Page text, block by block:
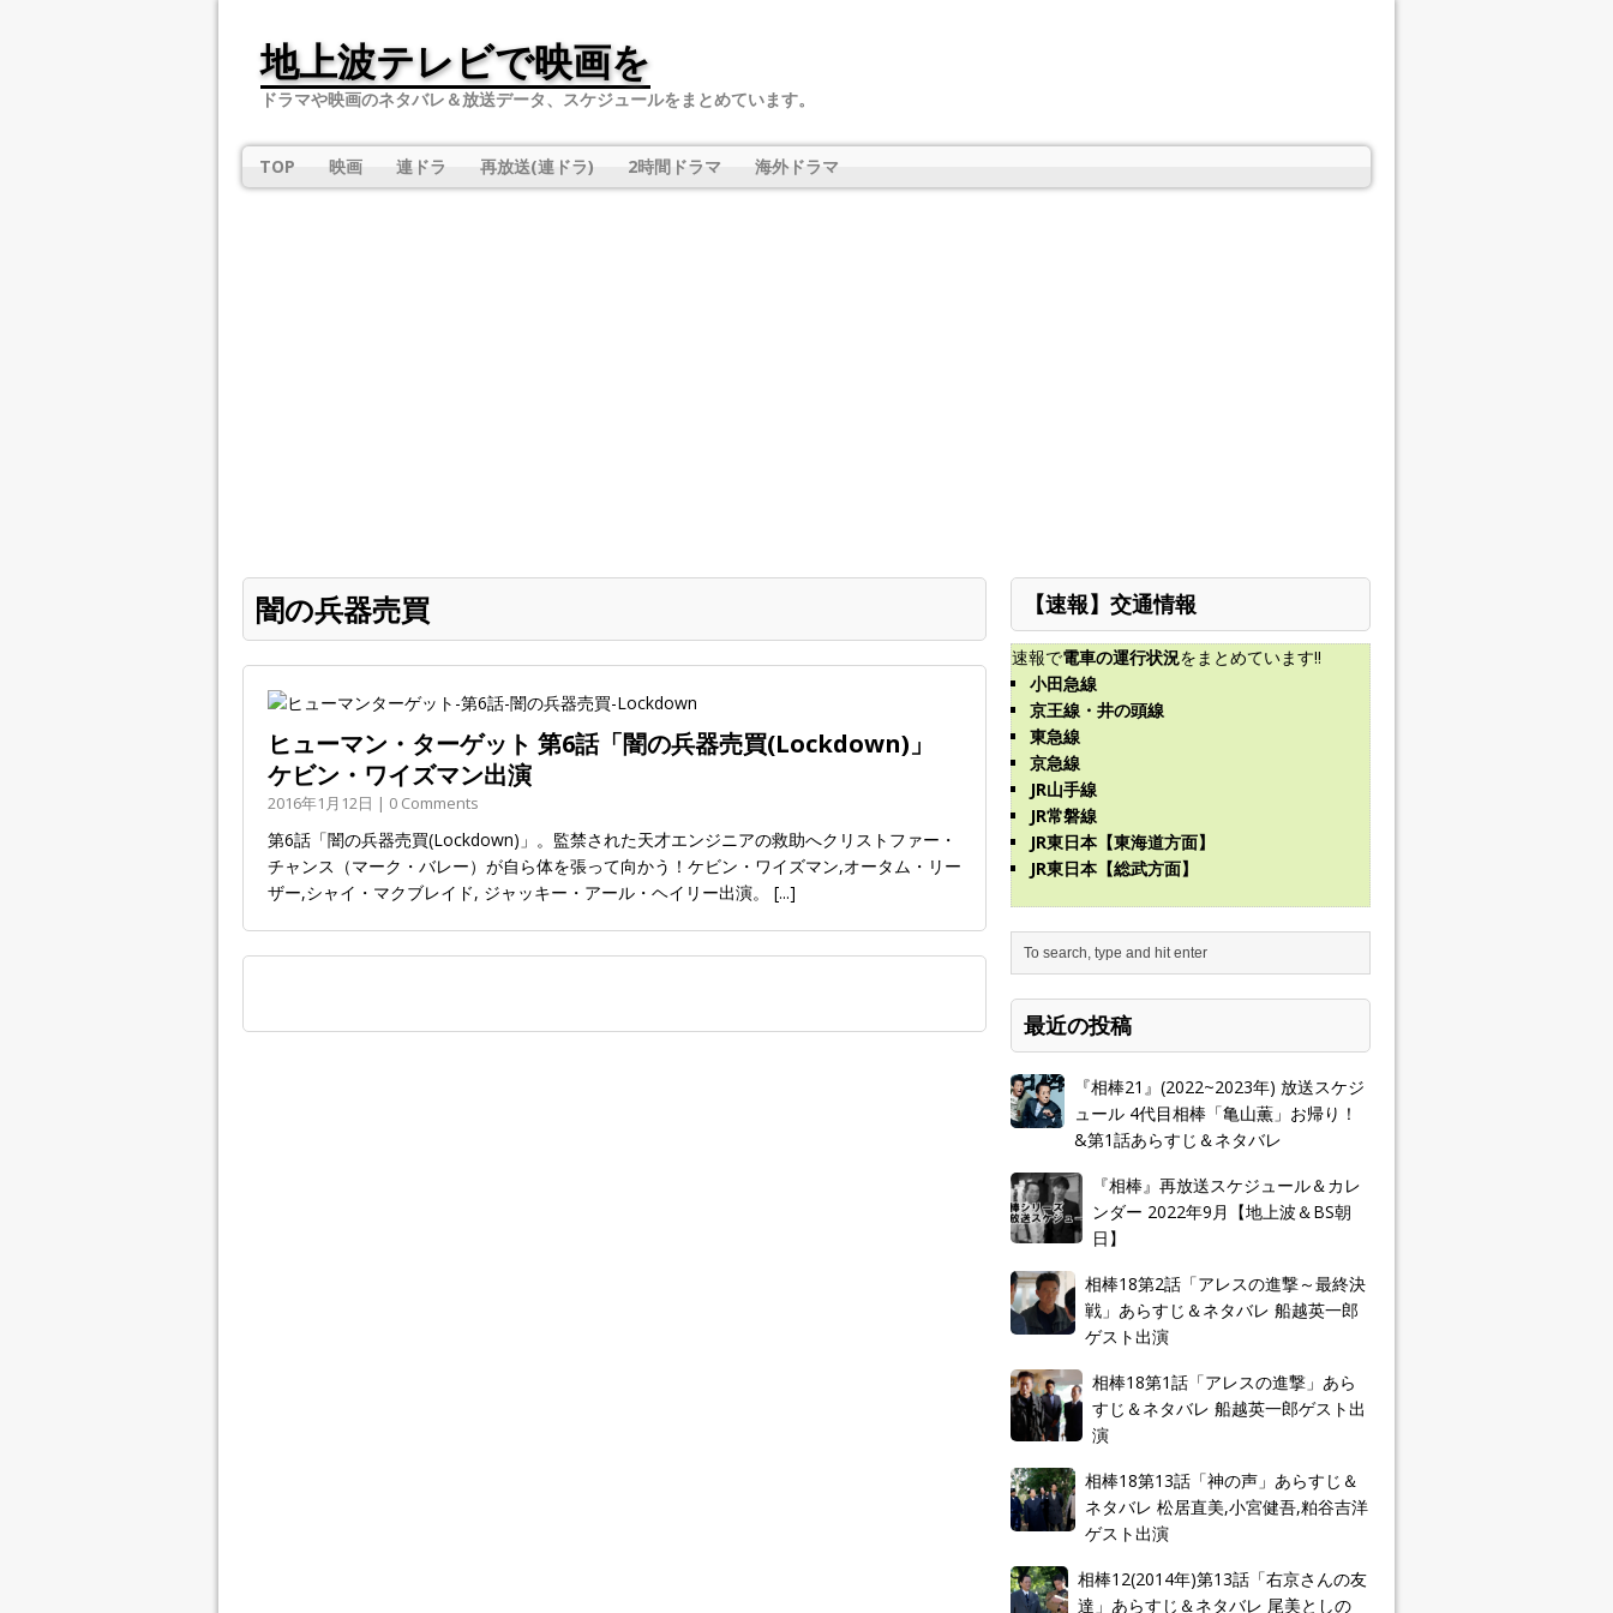
地上波テレビで映画を
ドラマや映画のネタバレ＆放送データ、スケジュールをまとめています。
TOP 映画 連ドラ 再放送(連ドラ) 2時間ドラマ 海外ドラマ
闇の兵器売買
ヒューマン・ターゲット 第6話「闇の兵器売買(Lockdown)」
ケビン・ワイズマン出演
2016年1月12日 | 0 Comments
第6話「闇の兵器売買(Lockdown)」。監禁された天才エンジニアの救助へクリストファー・
チャンス（マーク・バレー）が自ら体を張って向かう！ケビン・ワイズマン,オータム・リー
ザー,シャイ・マクブレイド, ジャッキー・アール・ヘイリー出演。 [...]
【速報】交通情報
速報で電車の運行状況をまとめています!!
小田急線
京王線・井の頭線
東急線
京急線
JR山手線
JR常磐線
JR東日本【東海道方面】
JR東日本【総武方面】
最近の投稿
『相棒21』(2022~2023年) 放送スケジ
ュール 4代目相棒「亀山薫」お帰り！
&第1話あらすじ＆ネタバレ
『相棒』再放送スケジュール＆カレ
ンダー 2022年9月【地上波＆BS朝
日】
相棒18第2話「アレスの進撃～最終決
戦」あらすじ＆ネタバレ 船越英一郎
ゲスト出演
相棒18第1話「アレスの進撃」あら
すじ＆ネタバレ 船越英一郎ゲスト出
演
相棒18第13話「神の声」あらすじ＆
ネタバレ 松居直美,小宮健吾,粕谷吉洋
ゲスト出演
相棒12(2014年)第13話「右京さんの友
達」あらすじ＆ネタバレ 尾美としの